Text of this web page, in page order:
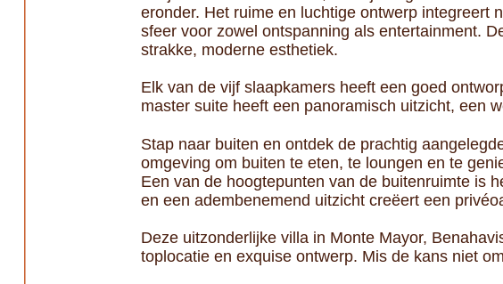
eronder. Het ruime en luchtige ontwerp integreert
sfeer voor zowel ontspanning als entertainment.
strakke, moderne esthetiek.
Elk van de vijf slaapkamers heeft een goed
master suite heeft een panoramisch uitzicht, een
Stap naar buiten en ontdek de prachtig
omgeving om buiten te eten, te loungen en te
Een van de hoogtepunten van de buitenruimte is
en een adembenemend uitzicht creëert een
Deze uitzonderlijke villa in Monte Mayor,
toplocatie en exquise ontwerp. Mis de kans niet